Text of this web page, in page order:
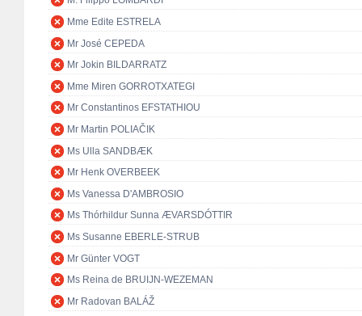
Mme Edite ESTRELA
Mr José CEPEDA
Mr Jokin BILDARRATZ
Mme Miren GORROTXATEGI
Mr Constantinos EFSTATHIOU
Mr Martin POLIAČIK
Ms Ulla SANDBÆK
Mr Henk OVERBEEK
Ms Vanessa D'AMBROSIO
Ms Thórhildur Sunna ÆVARSDÓTTIR
Ms Susanne EBERLE-STRUB
Mr Günter VOGT
Ms Reina de BRUIJN-WEZEMAN
Mr Radovan BALÁŽ